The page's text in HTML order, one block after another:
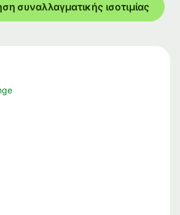
συναλλαγματικής ισοτιμίας